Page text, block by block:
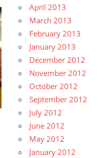
April 2013
March 2013
February 2013
January 2013
December 2012
November 2012
October 2012
September 2012
July 2012
June 2012
May 2012
January 2012